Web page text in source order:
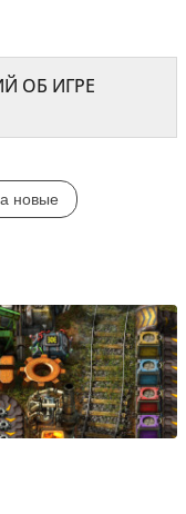
ОБ ИГРЕ
новые